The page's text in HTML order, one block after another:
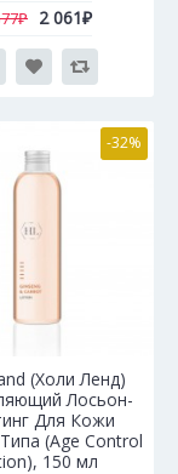
2 061₽
-32%
(Холи Ленд)
Лосьон-
Для Кожи
(Age Control
150 мл